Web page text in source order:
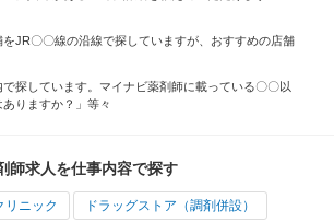
をJR〇〇線の沿線で探していますが、おすすめの店舗
で探しています。マイナビ薬剤師に載っている〇〇以
りますか？」等々
師求人を仕事内容で探す
リニック ドラッグストア（調剤併設）